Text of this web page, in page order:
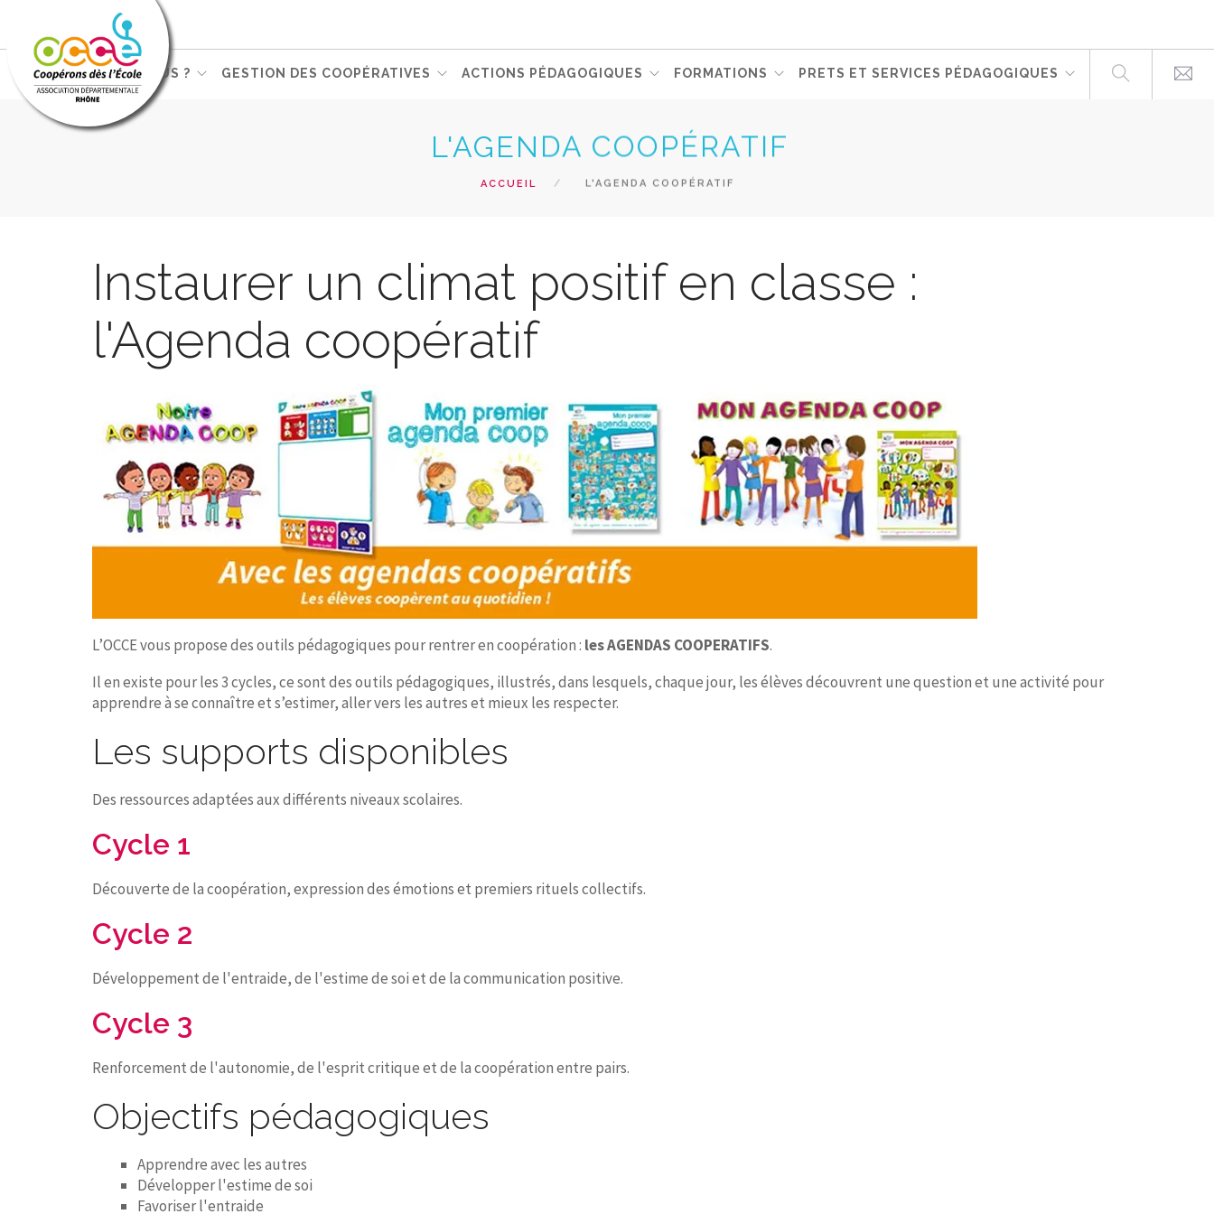
QUI SOMMES-NOUS ? GESTION DES COOPÉRATIVES ACTIONS PÉDAGOGIQUES FORMATIONS PRETS ET SERVICES PÉDAGOGIQUES
L'AGENDA COOPÉRATIF
ACCUEIL L'AGENDA COOPÉRATIF
Instaurer un climat positif en classe :
l'Agenda coopératif
L’OCCE vous propose des outils pédagogiques pour rentrer en coopération : les AGENDAS COOPERATIFS.
Il en existe pour les 3 cycles, ce sont des outils pédagogiques, illustrés, dans lesquels, chaque jour, les élèves découvrent une question et une activité pour
apprendre à se connaître et s’estimer, aller vers les autres et mieux les respecter.
Les supports disponibles
Des ressources adaptées aux différents niveaux scolaires.
Cycle 1
Découverte de la coopération, expression des émotions et premiers rituels collectifs.
Cycle 2
Développement de l'entraide, de l'estime de soi et de la communication positive.
Cycle 3
Renforcement de l'autonomie, de l'esprit critique et de la coopération entre pairs.
Objectifs pédagogiques
Apprendre avec les autres
Développer l'estime de soi
Favoriser l'entraide